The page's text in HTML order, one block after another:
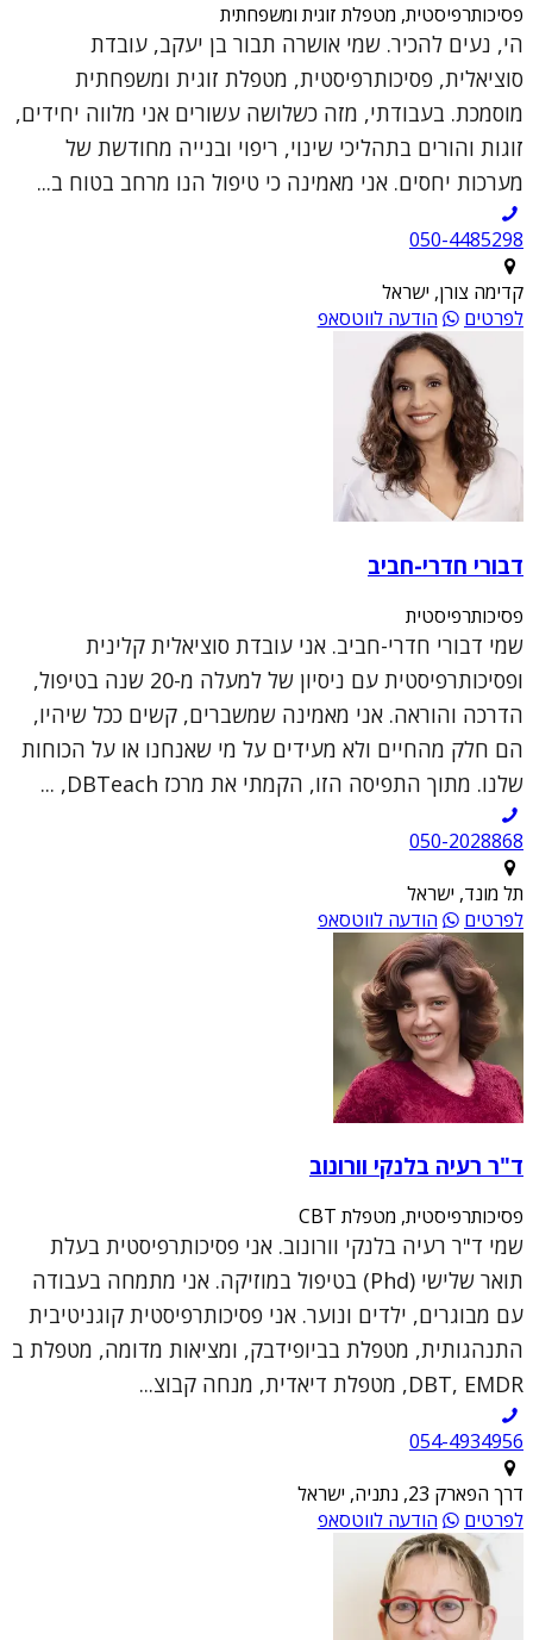
פסיכותרפיסטית, מטפלת זוגית ומשפחתית
הי, נעים להכיר. שמי אושרה תבור בן יעקב, עובדת
סוציאלית, פסיכותרפיסטית, מטפלת זוגית ומשפחתית
מוסמכת. בעבודתי, מזה כשלושה עשורים אני מלווה יחידים,
זוגות והורים בתהליכי שינוי, ריפוי ובנייה מחודשת של
מערכות יחסים. אני מאמינה כי טיפול הנו מרחב בטוח ב...
050-4485298
קדימה צורן, ישראל
לפרטים
הודעה לווטסאפ
דבורי חדרי-חביב
פסיכותרפיסטית
שמי דבורי חדרי-חביב. אני עובדת סוציאלית קלינית
ופסיכותרפיסטית עם ניסיון של למעלה מ-20 שנה בטיפול,
הדרכה והוראה. אני מאמינה שמשברים, קשים ככל שיהיו,
הם חלק מהחיים ולא מעידים על מי שאנחנו או על הכוחות
שלנו. מתוך התפיסה הזו, הקמתי את מרכז DBTeach, ...
050-2028868
תל מונד, ישראל
לפרטים
הודעה לווטסאפ
ד"ר רעיה בלנקי וורונוב
פסיכותרפיסטית, מטפלת CBT
שמי ד"ר רעיה בלנקי וורונוב. אני פסיכותרפיסטית בעלת
תואר שלישי (Phd) בטיפול במוזיקה. אני מתמחה בעבודה
עם מבוגרים, ילדים ונוער. אני פסיכותרפיסטית קוגניטיבית
התנהגותית, מטפלת בביופידבק, ומציאות מדומה, מטפלת ב
DBT, EMDR, מטפלת דיאדית, מנחה קבוצ...
054-4934956
דרך הפארק 23, נתניה, ישראל
לפרטים
הודעה לווטסאפ